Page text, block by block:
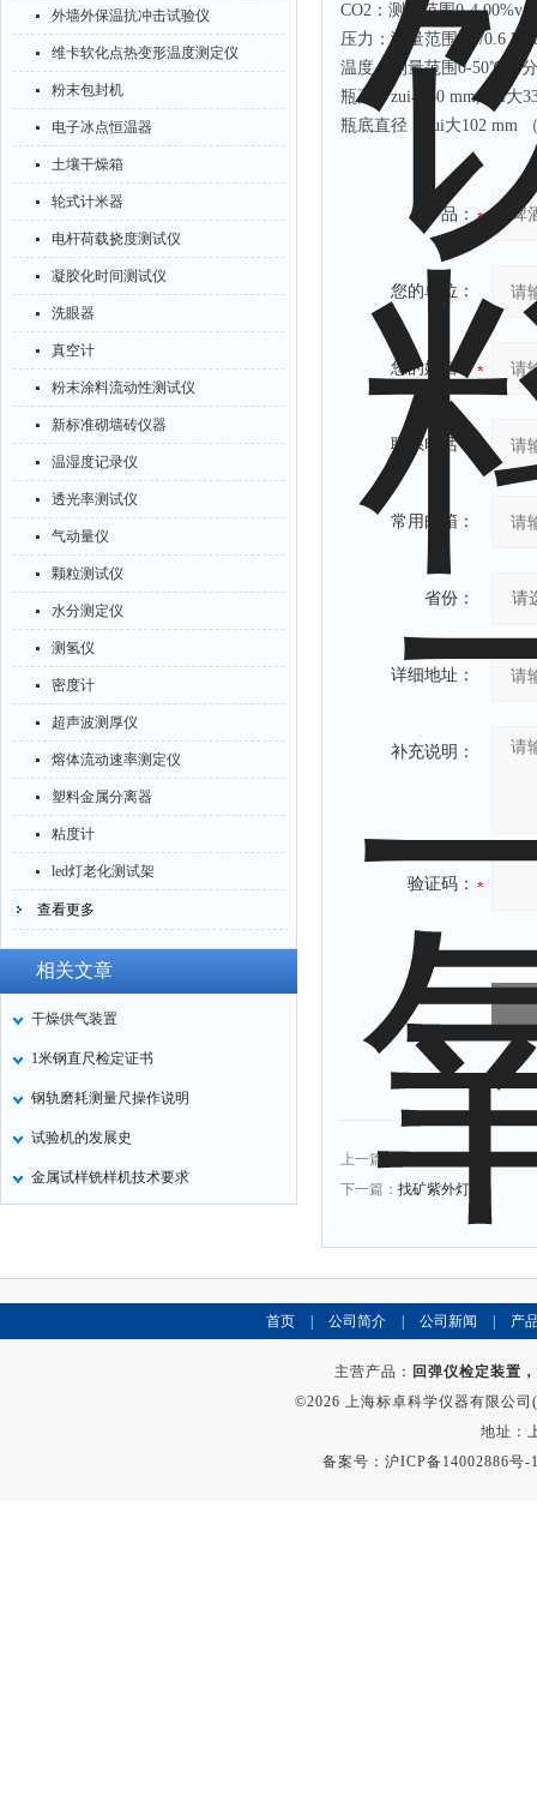
外墙外保温抗冲击试验仪
维卡软化点热变形温度测定仪
粉末包封机
电子冰点恒温器
土壤干燥箱
轮式计米器
电杆荷载挠度测试仪
凝胶化时间测试仪
洗眼器
真空计
粉末涂料流动性测试仪
新标准砌墙砖仪器
温湿度记录仪
透光率测试仪
气动量仪
颗粒测试仪
水分测定仪
测氢仪
密度计
超声波测厚仪
熔体流动速率测定仪
塑料金属分离器
粘度计
led灯老化测试架
查看更多
相关文章
干燥供气装置
1米钢直尺检定证书
钢轨磨耗测量尺操作说明
试验机的发展史
金属试样铣样机技术要求
CO2：测量范围0-4.00%v/
压力：测量范围0.4/0.6
温度：测量范围0-50℃，
瓶高：zui小50 mm, zui大
瓶底直径：zui大102 mm
产品：
您的单位：
您的姓名：
联系电话：
常用邮箱：
省份：
详细地址：
补充说明：
验证码：
上一篇：
下一篇： 找矿紫外灯
首页 公司简介 公司新闻 产
主营产品： 回弹仪检定装置
©2026 上海标卓科学仪器有限公
地址：
备案号：沪ICP备14002886号-